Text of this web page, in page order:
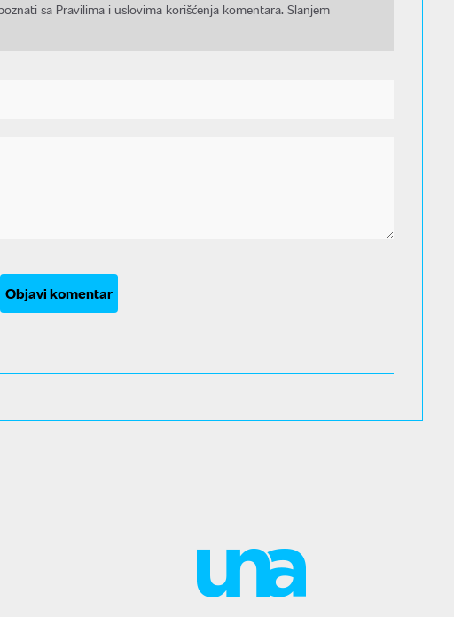
sa Pravilima i uslovima korišćenja komentara. Slanjem
Objavi komentar